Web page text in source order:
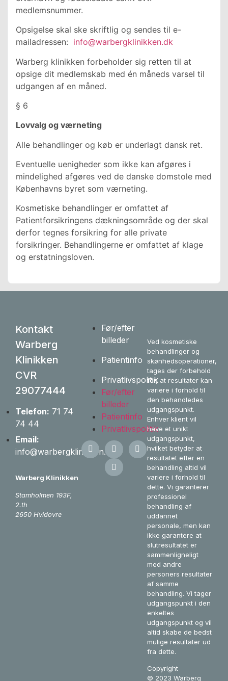
medlemsnummer.
Opsigelse skal ske skriftlig og sendes til e-
mailadressen: info@warbergklinikken.dk
Warberg klinikken forbeholder sig retten til at
opsige dit medlemskab med én måneds varsel til
udgangen af en måned.
§ 6
Lovvalg og værneting
Alle behandlinger og køb er underlagt dansk ret.
Eventuelle uenigheder som ikke kan afgøres i
mindelighed afgøres ved de danske domstole med
Københavns byret som værneting.
Kosmetiske behandlinger er omfattet af
Patientforsikringens dækningsområde og der skal
derfor tegnes forsikring for alle private
forsikringer. Behandlingerne er omfattet af klage
og erstatningsloven.
Kontakt
Warberg
Klinikken
CVR
29077444
Telefon: 71 74
74 44
Email:
info@warbergklinikken.dk
Warberg Klinikken
Stamholmen 193F,
2.th
2650 Hvidovre
Før/efter
billeder
Patientinfo
Privatlivspolitik
Før/efter
billeder
Patientinfo
Privatlivspolitik
Ved kosmetiske
behandlinger og
skønhedsoperationer,
tages der forbehold
for, at resultater kan
variere i forhold til
den behandledes
udgangspunkt.
Enhver klient vil
have et unikt
udgangspunkt,
hvilket betyder at
resultatet efter en
behandling altid vil
variere i forhold til
dette. Vi garanterer
professionel
behandling af
uddannet
personale, men kan
ikke garantere at
slutresultatet er
sammenligneligt
med andre
personers resultater
af samme
behandling. Vi tager
udgangspunkt i den
enkeltes
udgangspunkt og vil
altid skabe de bedst
mulige resultater ud
fra dette.
Copyright
© 2023 Warberg